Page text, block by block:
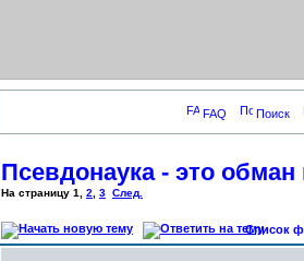
FAQ Поиск
Псевдонаука - это
На страницу 1 2 3 След.
Список